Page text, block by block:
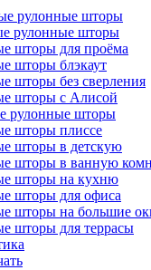
рулонные шторы
рулонные шторы
шторы для проёма
шторы блэкаут
шторы без сверления
шторы с Алисой
рулонные шторы
шторы плиссе
шторы в детскую
шторы в ванную
шторы на кухню
шторы для офиса
шторы на большие
шторы для террасы